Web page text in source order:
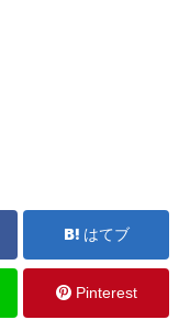
はてブ
Pinterest